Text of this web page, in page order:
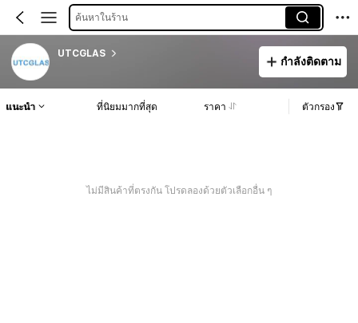
ค้นหาในร้าน
UTCGLAS
กำลังติดตาม
แนะนำ ที่นิยมมากที่สุด ราคา ตัวกรอง
ไม่มีสินค้าที่ตรงกัน โปรดลองด้วยตัวเลือกอื่น ๆ